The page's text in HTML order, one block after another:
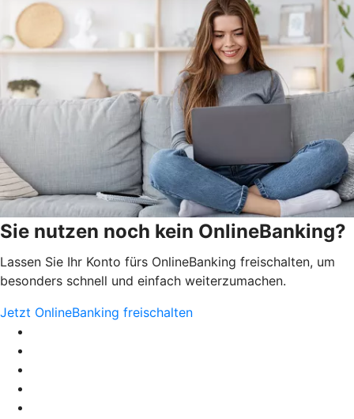
Sie nutzen noch kein OnlineBanking?
Lassen Sie Ihr Konto fürs OnlineBanking freischalten, um
besonders schnell und einfach weiterzumachen.
Jetzt OnlineBanking freischalten